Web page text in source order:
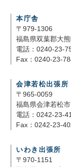
本庁舎
〒979-1306
福島県双葉郡大
電話：0240-23-
Fax：0240-23-
会津若松出張所
〒965-0059
福島県会津若松
電話：0242-23-
Fax：0242-23-
いわき出張所
〒970-1151